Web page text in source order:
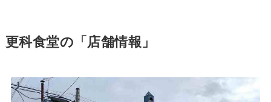
更科食堂の「店舗情報」